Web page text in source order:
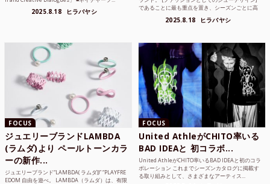
2025.8.18 ヒラバヤシ
であることに最も重点を置き、シーズンごとに高
2025.8.18 ヒラバヤシ
FOCUS
ジュエリーブランドLAMBDA
(ラムダ)より ペールトーンカラ
ーの新作...
ジュエリーブランド“LAMBDA( ラムダ))” “PLAYFRE
EDOM 自由を遊べ。 LAMBDA（ラムダ）は、有限
FOCUS
United AthleがCHITO率いる
BAD IDEAと 初コラボ...
United AthleがCHITO率いるBAD IDEAと初のコラ
ボレーション これまでシーズンカタログに掲載す
る取り組みとして、さまざまなアーティス...